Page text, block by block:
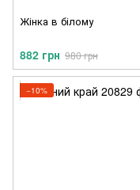
Жінка в білому
882 грн 980 грн
−10%